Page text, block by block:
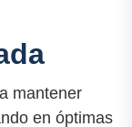
mantener
en óptimas